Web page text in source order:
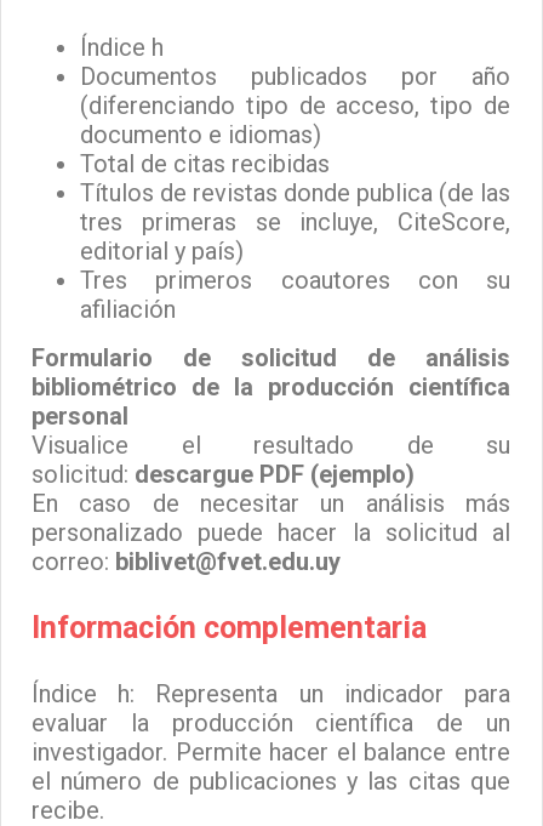
Índice h
Documentos publicados por año
(diferenciando tipo de acceso, tipo de
documento e idiomas)
Total de citas recibidas
Títulos de revistas donde publica (de las
tres primeras se incluye, CiteScore,
editorial y país)
Tres primeros coautores con su
afiliación
Formulario de solicitud de análisis
bibliométrico de la producción científica
personal
Visualice el resultado de su
solicitud: descargue PDF (ejemplo)
En caso de necesitar un análisis más
personalizado puede hacer la solicitud al
correo: biblivet@fvet.edu.uy
Información complementaria
Índice h: Representa un indicador para
evaluar la producción científica de un
investigador. Permite hacer el balance entre
el número de publicaciones y las citas que
recibe.